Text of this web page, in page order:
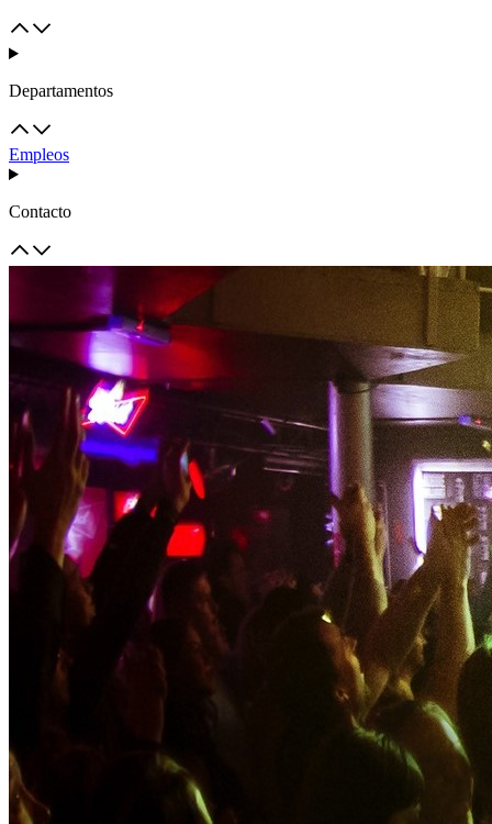
Departamentos
Empleos
Contacto